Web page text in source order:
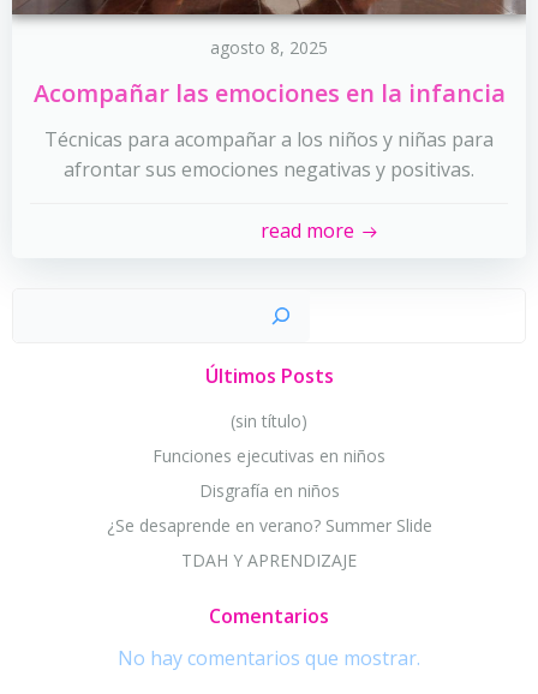
agosto 8, 2025
Acompañar las emociones en la infancia
Técnicas para acompañar a los niños y niñas para
afrontar sus emociones negativas y positivas.
read more
Últimos Posts
(sin título)
Funciones ejecutivas en niños
Disgrafía en niños
¿Se desaprende en verano? Summer Slide
TDAH Y APRENDIZAJE
Comentarios
No hay comentarios que mostrar.